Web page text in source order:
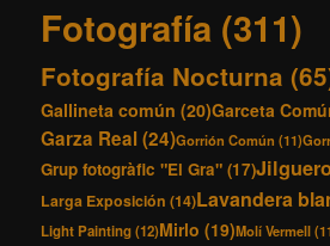
Fotografía (311)
Fotografía Nocturna
Gallineta común (20)Garceta
Garza Real(24)Gorrión Común (11)
Grup fotogràfic "El Gra" (17)
Larga Exposición (14)Lavandera
Light Painting(12)Mirlo (19)Molí Vermell